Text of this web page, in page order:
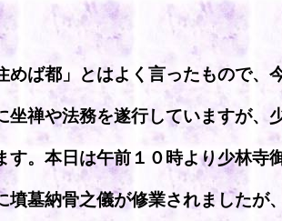
めば都」とはよく言ったもので、
坐禅や法務を遂行していますが、
す。本日は午前１０時より少林寺
墳墓納骨之儀が修業されましたが